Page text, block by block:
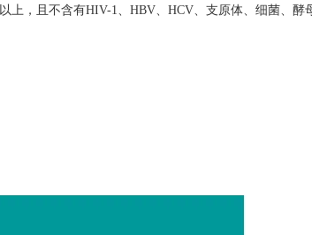
以上，且不含有HIV-1、 HBV、 HCV、支原体、细菌、酵